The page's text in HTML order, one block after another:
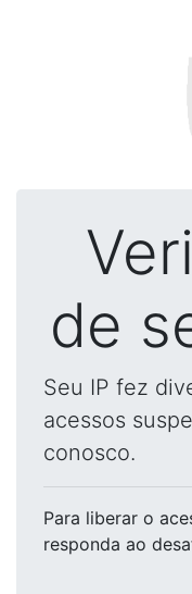
de
Seu IP fez
acessos
conosco.
Para liberar o
responda ao